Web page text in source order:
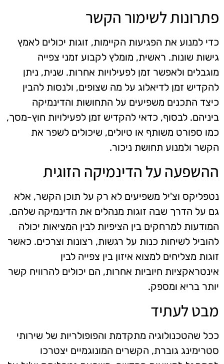
פתרונות לשימור הקשר
כדי למנוע את הפגיעות הקיימות, זוגות יכולים לאמץ
גישות שונות. ראשית, מומלץ לקבוע זמני צפייה
מוגבלים ולאפשר זמן לפעילויות אחרות. שנית, ניתן
להקדיש זמן לדיאלוג על מה שצופים, ולנסות להבין
כיצד התכנים משפיעים על התחושות והדינמיקה
ביניהם. לבסוף, כדאי להקדיש זמן לפעילויות חוץ-מסך,
כמו ספורט משותף או טיולים, שיכולים לשפר את
הקשר ולמנוע תחושת ניכור.
ההשפעה על הדינמיקה הזוגית
נטפליקס וצ'יל משפיעים לא רק על תוכן הקשר, אלא
גם על הדרך שבה זוגות מנהלים את הדינמיקה שלהם.
המודעות למרחקים בין הציפיות לבין המציאות יכולה
להוביל לשיחות כנות על רגשות, רצונות וצרכים. כאשר
זוגות מצליחים למצוא איזון בין צפייה לבין
אינטראקציות חיוביות אחרות, הם יכולים להרוויח קשר
יותר בריא ומספק.
מבט לעתיד
ככל שהטכנולוגיה מתקדמת והפופולריות של שירותי
סטרימינג גוברת, הקשרים המונוגמיים יצטרכו